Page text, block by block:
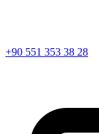
+90 551 353 38 28